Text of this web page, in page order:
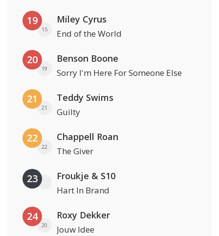
19
15
Miley Cyrus
End of the World
20
19
Benson Boone
Sorry I'm Here For Someone Else
21
21
Teddy Swims
Guilty
22
22
Chappell Roan
The Giver
23 Froukje & S10
Hart In Brand
24
20
Roxy Dekker
Jouw Idee